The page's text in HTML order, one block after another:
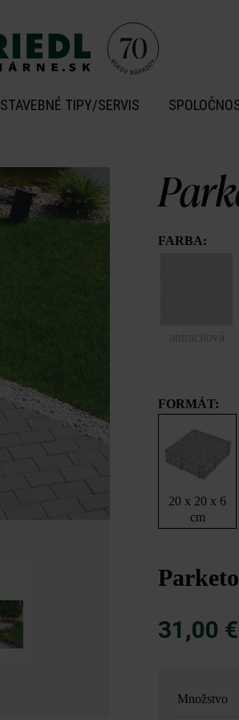
STAVEBNÉ TIPY/SERVIS
FARBA:
FORMÁT:
20 x 20 x 6
cm
31,00
Množstvo